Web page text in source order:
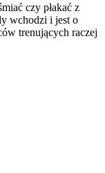
czy płakać z
wchodzi i jest o
trenujących raczej